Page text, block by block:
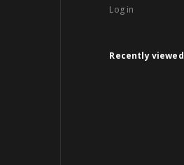
Log in
Recently viewed